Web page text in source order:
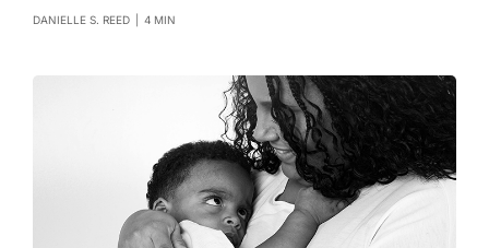
DANIELLE S. REED 4 MIN